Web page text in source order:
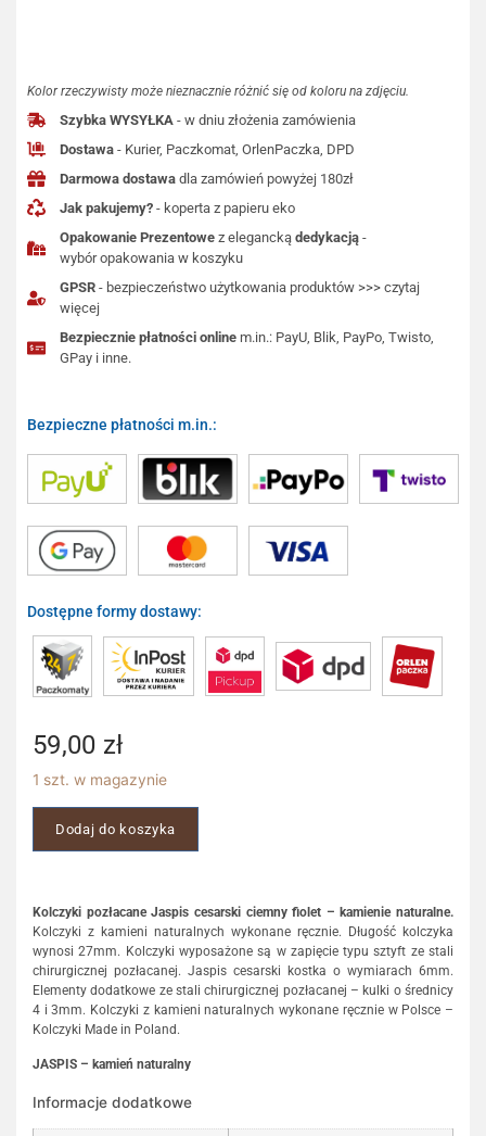
Kolor rzeczywisty może nieznacznie różnić się od koloru na zdjęciu.
Szybka WYSYŁKA - w dniu złożenia zamówienia
Dostawa - Kurier, Paczkomat, OrlenPaczka, DPD
Darmowa dostawa dla zamówień powyżej 180zł
Jak pakujemy? - koperta z papieru eko
Opakowanie Prezentowe z eleganckądedykacją -
wybór opakowania w koszyku
GPSR - bezpieczeństwo użytkowania produktów >>> czytaj
więcej
Bezpiecznie płatności online m.in.: PayU, Blik, PayPo, Twisto,
GPay i inne.
Bezpieczne płatności m.in.:
Dostępne formy dostawy:
59,00 zł
1 szt. w magazynie
Dodaj do koszyka
Kolczyki pozłacane Jaspis cesarski ciemny fiolet – kamienie naturalne.
Kolczyki z kamieni naturalnych wykonane ręcznie. Długość kolczyka
wynosi 27mm. Kolczyki wyposażone są w zapięcie typu sztyft ze stali
chirurgicznej pozłacanej. Jaspis cesarski kostka o wymiarach 6mm.
Elementy dodatkowe ze stali chirurgicznej pozłacanej – kulki o średnicy
4 i 3mm. Kolczyki z kamieni naturalnych wykonane ręcznie w Polsce –
Kolczyki Made in Poland.
JASPIS – kamień naturalny
Informacje dodatkowe